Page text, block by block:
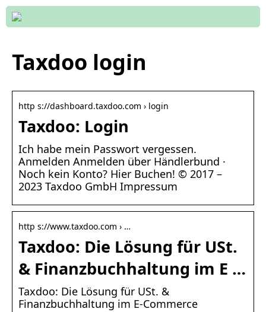
Taxdoo login
http s://dashboard.taxdoo.com › login
Taxdoo: Login
Ich habe mein Passwort vergessen.
Anmelden Anmelden über Händlerbund ·
Noch kein Konto? Hier Buchen! © 2017 –
2023 Taxdoo GmbH Impressum
http s://www.taxdoo.com › …
Taxdoo: Die Lösung für USt.
& Finanzbuchhaltung im E …
Taxdoo: Die Lösung für USt. &
Finanzbuchhaltung im E-Commerce